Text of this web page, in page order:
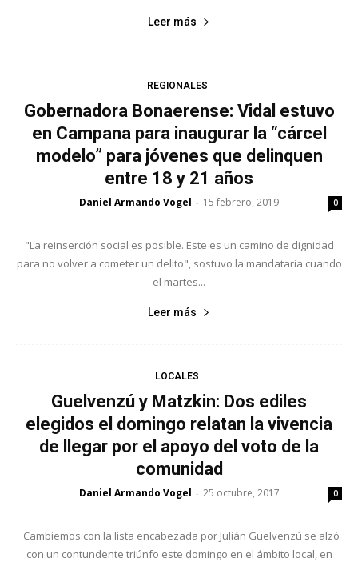
Leer más
REGIONALES
Gobernadora Bonaerense: Vidal estuvo
en Campana para inaugurar la “cárcel
modelo” para jóvenes que delinquen
entre 18 y 21 años
Daniel Armando Vogel - 15 febrero, 2019 0
"La reinserción social es posible. Este es un camino de dignidad
para no volver a cometer un delito", sostuvo la mandataria cuando
el martes...
Leer más
LOCALES
Guelvenzú y Matzkin: Dos ediles
elegidos el domingo relatan la vivencia
de llegar por el apoyo del voto de la
comunidad
Daniel Armando Vogel - 25 octubre, 2017 0
Cambiemos con la lista encabezada por Julián Guelvenzú se alzó
con un contundente triúnfo este domingo en el ámbito local, en